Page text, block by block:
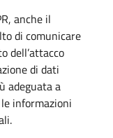
anche il
di comunicare
dell’attacco
di dati
adeguata a
informazioni